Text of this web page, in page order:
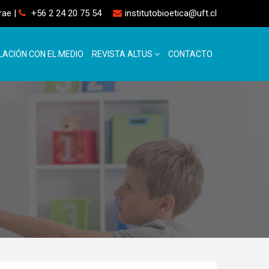
| +56 2 24 20 75 54 institutobioetica@uft.cl
CON EL MEDIO REVISTA ALTUS CONTACTO